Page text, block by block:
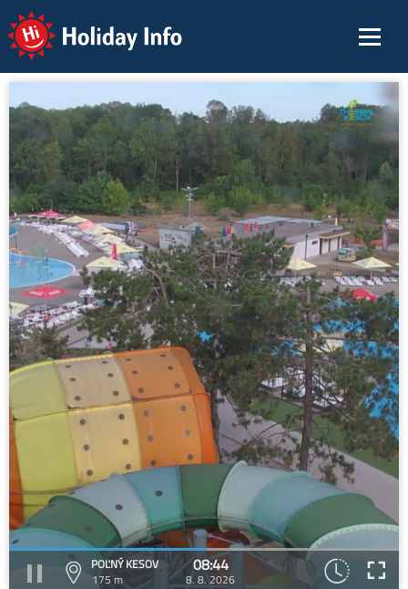
Holiday Info
POĽNÝ KESOV
175 m
08:44
8. 8. 2026